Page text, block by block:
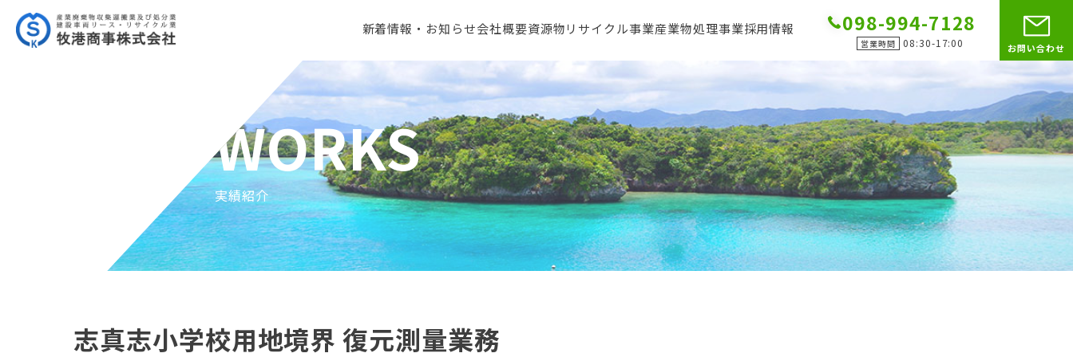
新着情報・お知らせ会社概要資源物リサイクル事業産業物処理事業採用情報 098-994-7128
営業時間 08:30-17:00 お問い合わせ
WORKS
実績紹介
志真志小学校用地境界 復元測量業務